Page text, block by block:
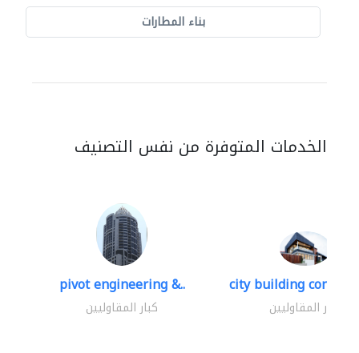
بناء المطارات
الخدمات المتوفرة من نفس التصنيف
pivot engineering &..
كبار المقاوليين
city building
كبار المقاوليين